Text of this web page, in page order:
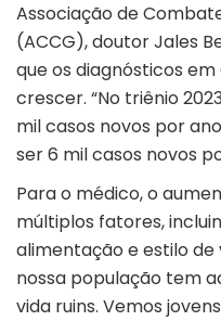
Associação de
(ACCG), doutor Jales
que os diagnósticos
crescer. “No triênio
mil casos novos por
ser 6 mil casos novos
Para o médico, o
múltiplos fatores,
alimentação e estilo de
nossa população tem
vida ruins. Vemos